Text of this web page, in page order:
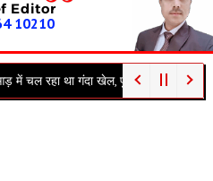
Editor
10210
खेल, पुलिस की अचानक रेड से मची भगदड़;